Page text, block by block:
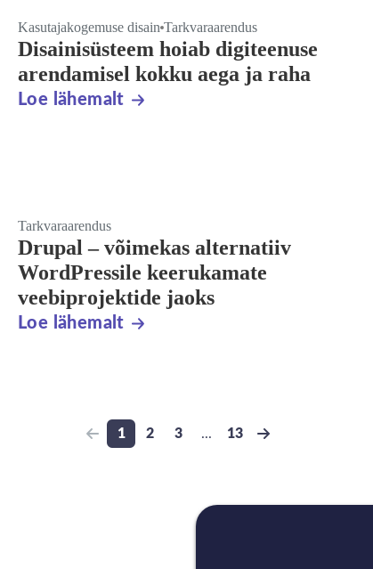
Kasutajakogemuse disain Tarkvaraarendus
Disainisüsteem hoiab digiteenuse
arendamisel kokku aega ja raha
Loe lähemalt
Tarkvaraarendus
Drupal – võimekas alternatiiv
WordPressile keerukamate
veebiprojektide jaoks
Loe lähemalt
Previous page
Go to page
1
Go to page
2
Go to page
3 ...
Go to page
13
Next page